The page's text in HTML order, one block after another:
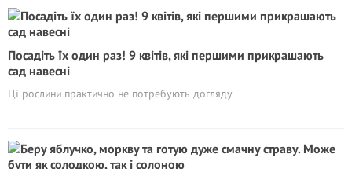
Посадіть їх один раз! 9 квітів, які першими прикрашають
сад навесні
Ці рослини практично не потребують догляду